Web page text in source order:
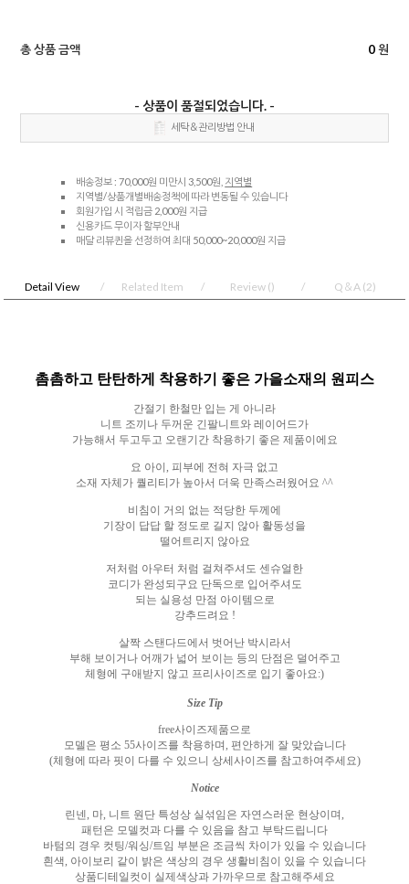
총 상품 금액 0 원
- 상품이 품절되었습니다. -
세탁＆관리방법 안내
배송정보 : 70,000원 미만시 3,500원, 지역별
지역별/상품개별배송정책에 따라 변동될 수 있습니다
회원가입 시 적립금 2,000원 지급
신용카드 무이자 할부안내
매달 리뷰퀸을 선정하여 최대 50,000~20,000원 지급
Detail View Related Item Review () Q＆A (2)
촘촘하고 탄탄하게 착용하기 좋은 가을소재의 원피스
간절기 한철만 입는 게 아니라
니트 조끼나 두꺼운 긴팔니트와 레이어드가
가능해서 두고두고 오랜기간 착용하기 좋은 제품이에요
요 아이 피부에 전혀 자극 없고
소재 자체가 퀄리티가 높아서 더욱 만족스러웠어요 ^^
비침이 거의 없는 적당한 두께에
기장이 답답 할 정도로 길지 않아 활동성을
떨어트리지 않아요
저처럼 아우터 처럼 걸쳐주셔도 센슈얼한
코디가 완성되구요 단독으로 입어주셔도
되는 실용성 만점 아이템으로
강추드려요 !
살짝 스탠다드에서 벗어난 박시라서
부해 보이거나 어깨가 넓어 보이는 등의 단점은 덜어주고
체형에 구애받지 않고 프리사이즈로 입기 좋아요 :)
Size Tip
free사이즈제품으로
모델은 평소 55사이즈를 착용하며 편안하게 잘 맞았습니다
(체형에 따라 핏이 다를 수 있으니 상세사이즈를 참고하여주세요)
Notice
린넨 마 니트 원단 특성상 실섞임은 자연스러운 현상이며
패턴은 모델컷과 다를 수 있음을 참고 부탁드립니다
바텀의 경우 컷팅/워싱/트임 부분은 조금씩 차이가 있을 수 있습니다
흰색 아이보리 같이 밝은 색상의 경우 생활비침이 있을 수 있습니다
상품디테일컷이 실제색상과 가까우므로 참고해주세요